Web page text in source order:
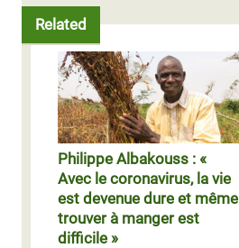
Related
Philippe Albakouss : «
Avec le coronavirus, la vie
est devenue dure et même
trouver à manger est
difficile »